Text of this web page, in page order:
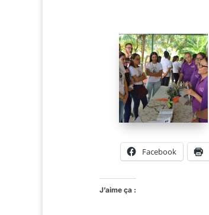
Facebook
J’aime ça :